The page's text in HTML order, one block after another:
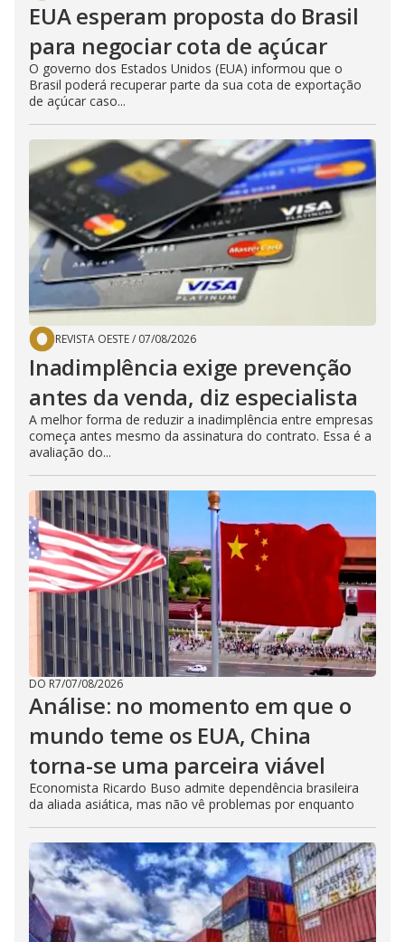
EUA esperam proposta do Brasil
para negociar cota de açúcar
O governo dos Estados Unidos (EUA) informou que o
Brasil poderá recuperar parte da sua cota de exportação
de açúcar caso...
REVISTA OESTE/ 07/08/2026
Inadimplência exige prevenção
antes da venda, diz especialista
A melhor forma de reduzir a inadimplência entre empresas
começa antes mesmo da assinatura do contrato. Essa é a
avaliação do...
DO R7/07/08/2026
Análise: no momento em que o
mundo teme os EUA, China
torna-se uma parceira viável
Economista Ricardo Buso admite dependência brasileira
da aliada asiática, mas não vê problemas por enquanto